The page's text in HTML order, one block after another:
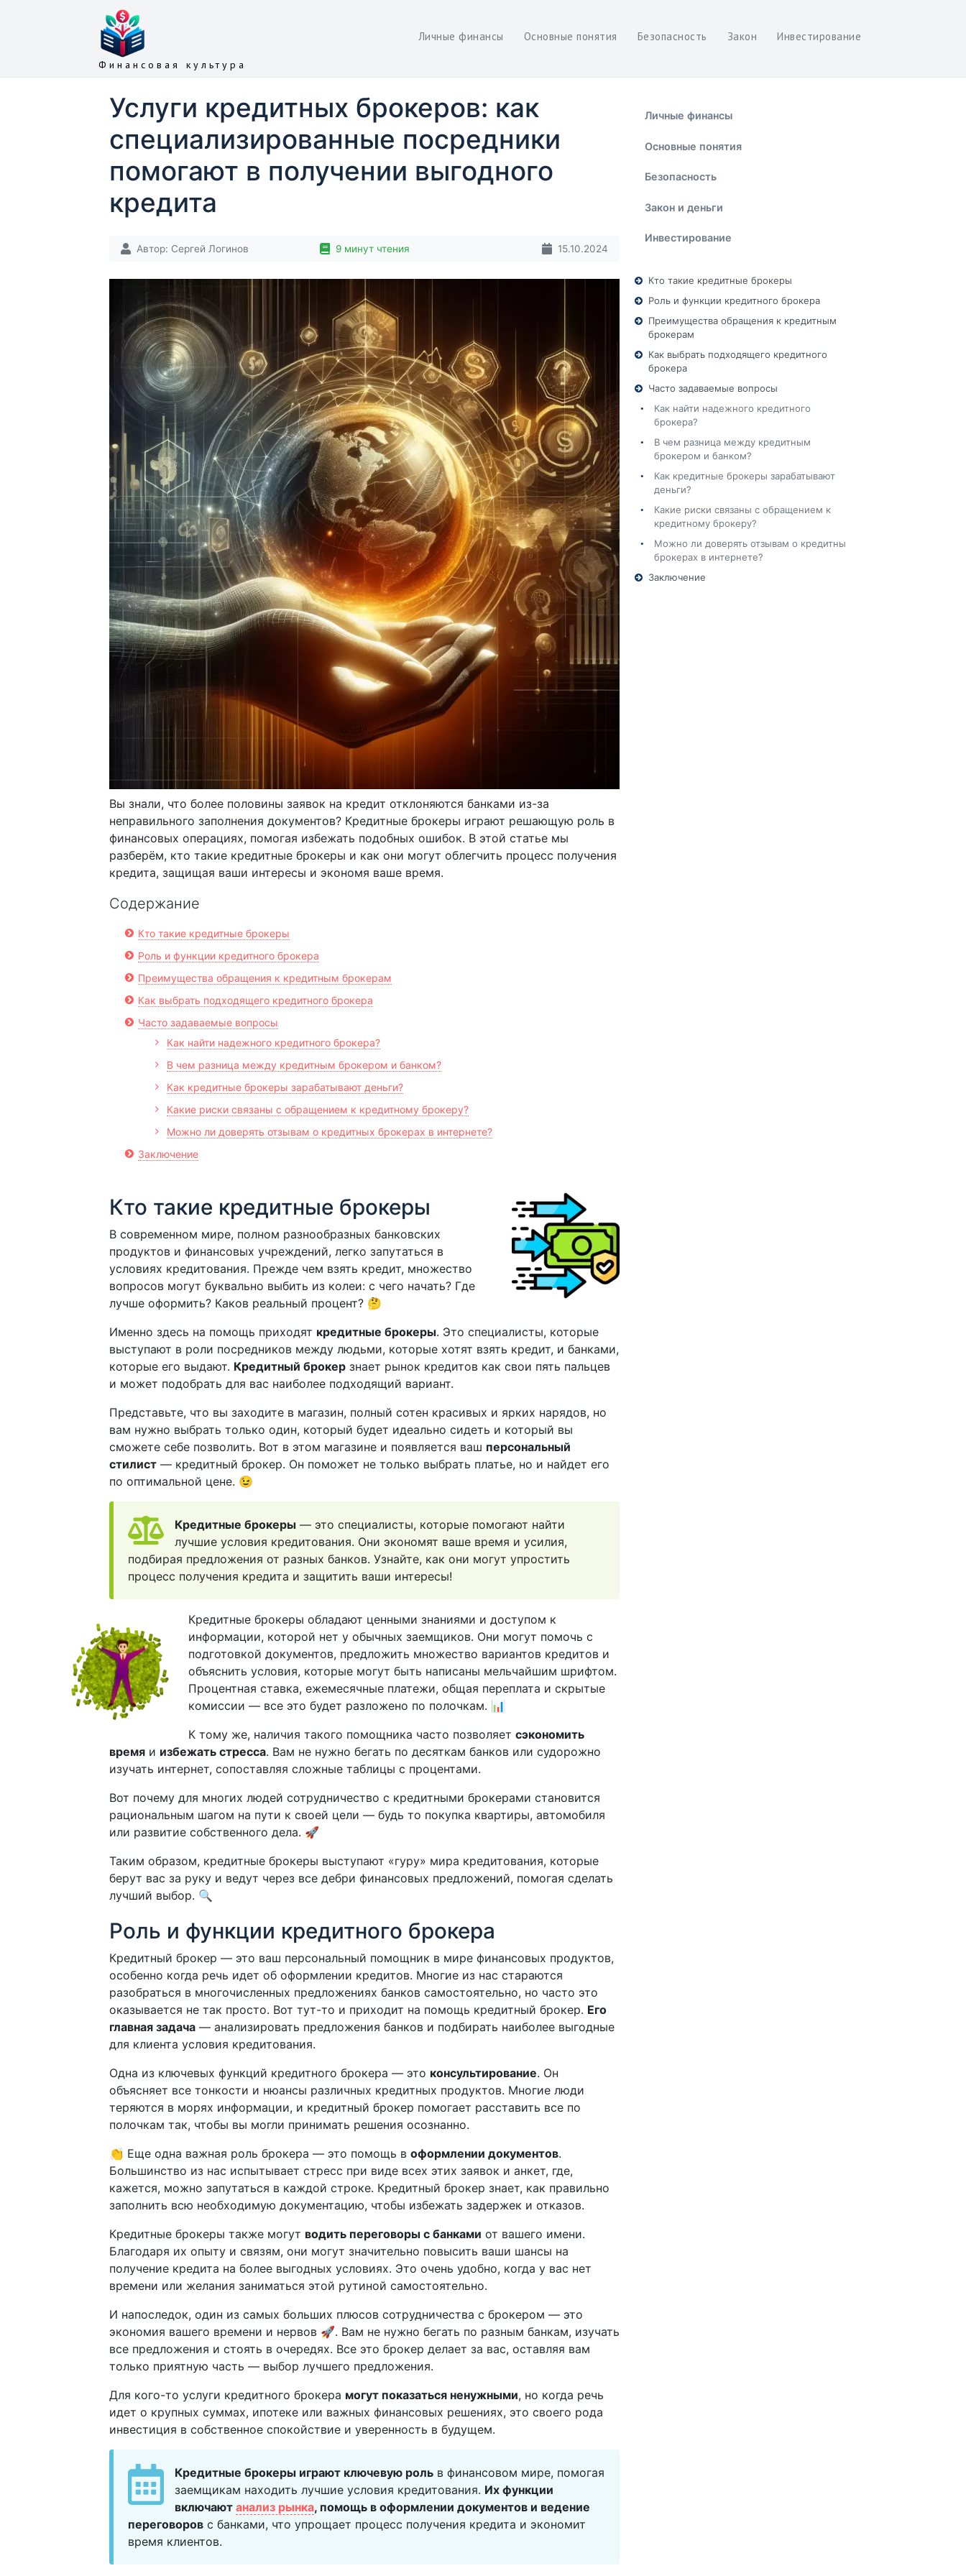
Финансовая культура
Личные финансы Основные понятия Безопасность Закон Инвестирование
Услуги кредитных брокеров: как
специализированные посредники
помогают в получении выгодного
кредита
Автор: Сергей Логинов 9 минут чтения 15.10.2024
Вы знали, что более половины заявок на кредит отклоняются банками из-за
неправильного заполнения документов? Кредитные брокеры играют решающую роль в
финансовых операциях, помогая избежать подобных ошибок. В этой статье мы
разберём, кто такие кредитные брокеры и как они могут облегчить процесс получения
кредита, защищая ваши интересы и экономя ваше время.
Содержание
Кто такие кредитные брокеры
Роль и функции кредитного брокера
Преимущества обращения к кредитным брокерам
Как выбрать подходящего кредитного брокера
Часто задаваемые вопросы
Как найти надежного кредитного брокера?
В чем разница между кредитным брокером и банком?
Как кредитные брокеры зарабатывают деньги?
Какие риски связаны с обращением к кредитному брокеру?
Можно ли доверять отзывам о кредитных брокерах в интернете?
Заключение
Кто такие кредитные брокеры
В современном мире, полном разнообразных банковских
продуктов и финансовых учреждений, легко запутаться в
условиях кредитования. Прежде чем взять кредит, множество
вопросов могут буквально выбить из колеи: с чего начать? Где
лучше оформить? Каков реальный процент? 🤔
Именно здесь на помощь приходят кредитные брокеры. Это специалисты, которые
выступают в роли посредников между людьми, которые хотят взять кредит, и банками,
которые его выдают. Кредитный брокер знает рынок кредитов как свои пять пальцев
и может подобрать для вас наиболее подходящий вариант.
Представьте, что вы заходите в магазин, полный сотен красивых и ярких нарядов, но
вам нужно выбрать только один, который будет идеально сидеть и который вы
сможете себе позволить. Вот в этом магазине и появляется ваш персональный
стилист — кредитный брокер. Он поможет не только выбрать платье, но и найдет его
по оптимальной цене. 😉
Кредитные брокеры — это специалисты, которые помогают найти
лучшие условия кредитования. Они экономят ваше время и усилия,
подбирая предложения от разных банков. Узнайте, как они могут упростить
процесс получения кредита и защитить ваши интересы!
Кредитные брокеры обладают ценными знаниями и доступом к
информации, которой нет у обычных заемщиков. Они могут помочь с
подготовкой документов, предложить множество вариантов кредитов и
объяснить условия, которые могут быть написаны мельчайшим шрифтом.
Процентная ставка, ежемесячные платежи, общая переплата и скрытые
комиссии — все это будет разложено по полочкам. 📊
К тому же, наличия такого помощника часто позволяет сэкономить
время и избежать стресса. Вам не нужно бегать по десяткам банков или судорожно
изучать интернет, сопоставляя сложные таблицы с процентами.
Вот почему для многих людей сотрудничество с кредитными брокерами становится
рациональным шагом на пути к своей цели — будь то покупка квартиры, автомобиля
или развитие собственного дела. 🚀
Таким образом, кредитные брокеры выступают «гуру» мира кредитования, которые
берут вас за руку и ведут через все дебри финансовых предложений, помогая сделать
лучший выбор. 🔍
Роль и функции кредитного брокера
Кредитный брокер — это ваш персональный помощник в мире финансовых продуктов,
особенно когда речь идет об оформлении кредитов. Многие из нас стараются
разобраться в многочисленных предложениях банков самостоятельно, но часто это
оказывается не так просто. Вот тут-то и приходит на помощь кредитный брокер. Его
главная задача — анализировать предложения банков и подбирать наиболее выгодные
для клиента условия кредитования.
Одна из ключевых функций кредитного брокера — это консультирование. Он
объясняет все тонкости и нюансы различных кредитных продуктов. Многие люди
теряются в морях информации, и кредитный брокер помогает расставить все по
полочкам так, чтобы вы могли принимать решения осознанно.
👏 Еще одна важная роль брокера — это помощь в оформлении документов.
Большинство из нас испытывает стресс при виде всех этих заявок и анкет, где,
кажется, можно запутаться в каждой строке. Кредитный брокер знает, как правильно
заполнить всю необходимую документацию, чтобы избежать задержек и отказов.
Кредитные брокеры также могут водить переговоры с банками от вашего имени.
Благодаря их опыту и связям, они могут значительно повысить ваши шансы на
получение кредита на более выгодных условиях. Это очень удобно, когда у вас нет
времени или желания заниматься этой рутиной самостоятельно.
И напоследок, один из самых больших плюсов сотрудничества с брокером — это
экономия вашего времени и нервов 🚀. Вам не нужно бегать по разным банкам, изучать
все предложения и стоять в очередях. Все это брокер делает за вас, оставляя вам
только приятную часть — выбор лучшего предложения.
Для кого-то услуги кредитного брокера могут показаться ненужными, но когда речь
идет о крупных суммах, ипотеке или важных финансовых решениях, это своего рода
инвестиция в собственное спокойствие и уверенность в будущем.
Кредитные брокеры играют ключевую роль в финансовом мире, помогая
заемщикам находить лучшие условия кредитования. Их функции
включают анализ рынка, помощь в оформлении документов и ведение
переговоров с банками, что упрощает процесс получения кредита и экономит
время клиентов.
Личные финансы
Основные понятия
Безопасность
Закон и деньги
Инвестирование
Кто такие кредитные брокеры
Роль и функции кредитного брокера
Преимущества обращения к кредитным
брокерам
Как выбрать подходящего кредитного
брокера
Часто задаваемые вопросы
Как найти надежного кредитного
брокера?
В чем разница между кредитным
брокером и банком?
Как кредитные брокеры зарабатывают
деньги?
Какие риски связаны с обращением к
кредитному брокеру?
Можно ли доверять отзывам о кредитных
брокерах в интернете?
Заключение